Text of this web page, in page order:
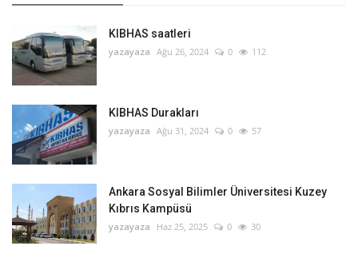
KIBHAS saatleri
yazayaza Ağu 26, 2024 0 112
KIBHAS Durakları
yazayaza Ağu 31, 2024 0 57
Ankara Sosyal Bilimler Üniversitesi Kuzey
Kıbrıs Kampüsü
yazayaza Haz 25, 2025 0 30